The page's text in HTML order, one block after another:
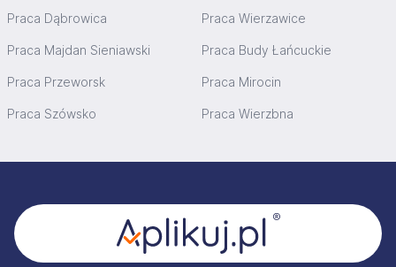
Praca Dąbrowica Praca Wierzawice
Praca Majdan Sieniawski Praca Budy Łańcuckie
Praca Przeworsk Praca Mirocin
Praca Szówsko Praca Wierzbna